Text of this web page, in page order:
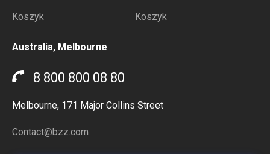
Koszyk Koszyk
Australia, Melbourne
8 800 800 08 80
Melbourne, 171 Major Collins Street
Contact@bzz.com